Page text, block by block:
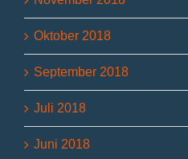
Oktober 2018
September 2018
Juli 2018
Juni 2018